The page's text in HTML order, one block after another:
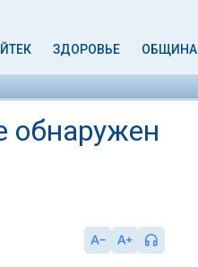
ЗДОРОВЬЕ ОБЩИНА
обнаружен